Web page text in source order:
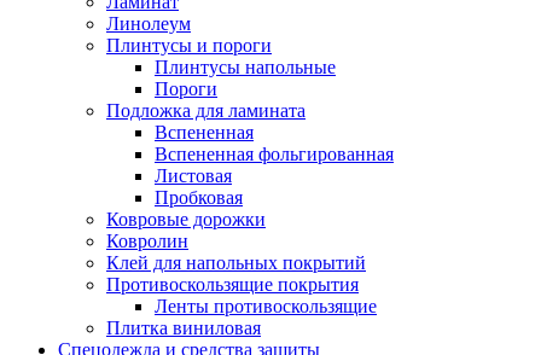
Линолеум
Плинтусы и пороги
Плинтусы напольные
Пороги
Подложка для ламината
Вспененная
Вспененная фольгированная
Листовая
Пробковая
Ковровые дорожки
Ковролин
Клей для напольных покрытий
Противоскользящие покрытия
Ленты противоскользящие
Плитка виниловая
Спецодежда и средства защиты